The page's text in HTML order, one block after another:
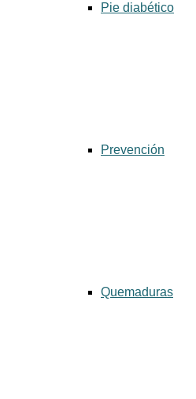
Pie diabético
Prevención
Quemaduras